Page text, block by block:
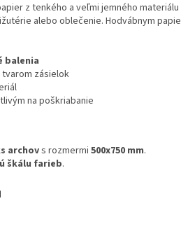
z tenkého a veľmi jemného
alebo oblečenie. Hodvábnym
balenia
zásielok
na poškriabanie
archovs rozmermi 500x750 mm.
škálu farieb.